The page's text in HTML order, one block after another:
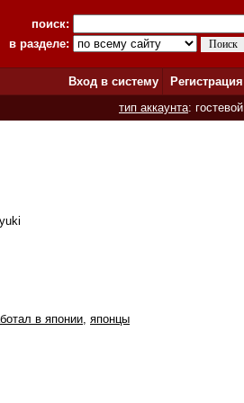
поиск:
в разделе:
Вход в систему
Регистрация
тип аккаунта: гостевой
в японии, японцы